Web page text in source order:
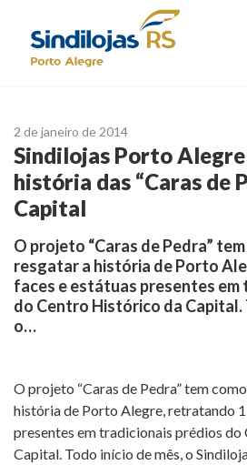
2 de janeiro de 2014
Sindilojas Porto
história das “Caras de
Capital
O projeto “Caras de Pedra”
resgatar a história de Porto
faces e estátuas presentes
do Centro Histórico da Capital.
o…
O projeto “Caras de Pedra” tem
história de Porto Alegre, retratando
presentes em tradicionais prédios
Capital. Todo início de mês, o